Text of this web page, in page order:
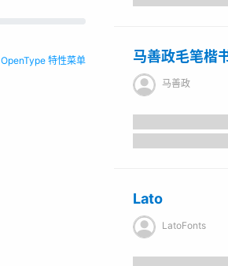
OpenType 特性菜单 马善政毛笔楷
马善政
Lato
LatoFonts